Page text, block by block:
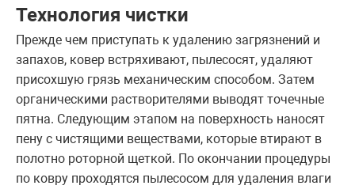
Технология чистки
Прежде чем приступать к удалению загрязнений и
запахов, ковер встряхивают, пылесосят, удаляют
присохшую грязь механическим способом. Затем
органическими растворителями выводят точечные
пятна. Следующим этапом на поверхность наносят
пену с чистящими веществами, которые втирают в
полотно роторной щеткой. По окончании процедуры
по ковру проходятся пылесосом для удаления влаги